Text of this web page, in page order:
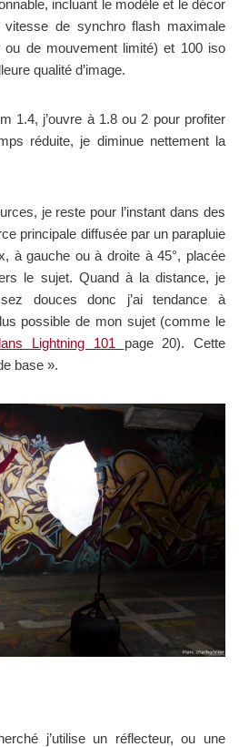
incluant le modèle et le décor
de synchro flash maximale
ou de mouvement limité) et 100 iso
qualité d’image.
1.4, j’ouvre à 1.8 ou 2 pour profiter
réduite, je diminue nettement la
je reste pour l’instant dans des
principale diffusée par un parapluie
à gauche ou à droite à 45°, placée
le sujet. Quand à la distance, je
douces donc j’ai tendance à
possible de mon sujet (comme le
Lightning 101 page 20). Cette
base ».
j’utilise un réflecteur, ou une